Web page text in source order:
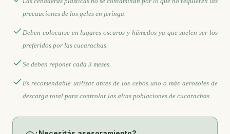
precauciones de los geles en jeringa.
Deben colocarse en lugares oscuros y húmedos ya que suelen ser los
preferidos por las cucarachas.
Se deben reponer cada 3 meses.
Es recomendable utilizar antes de los cebos uno o más aerosoles de
descarga total para controlar las altas poblaciones de cucarachas.